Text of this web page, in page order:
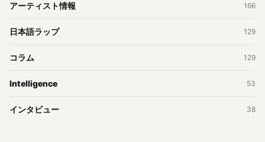
アーティスト情報 166
日本語ラップ 129
コラム 129
Intelligence 53
インタビュー 38